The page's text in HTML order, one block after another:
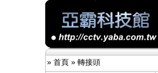
» 首頁» 轉接頭